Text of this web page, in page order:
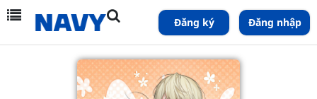
Đăng ký Đăng nhập